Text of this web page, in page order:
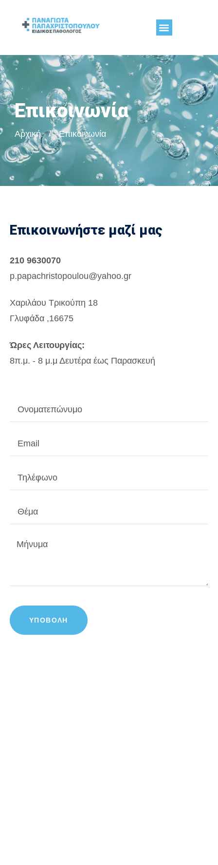
Επικοινωνία
Αρχική / Επικοινωνία
Επικοινωνήστε μαζί μας
210 9630070
p.papachristopoulou@yahoo.gr
Χαριλάου Τρικούπη 18
Γλυφάδα ,16675
Ώρες Λειτουργίας:
8π.μ. - 8 μ.μ Δευτέρα έως Παρασκευή
ΥΠΟΒΟΛΗ